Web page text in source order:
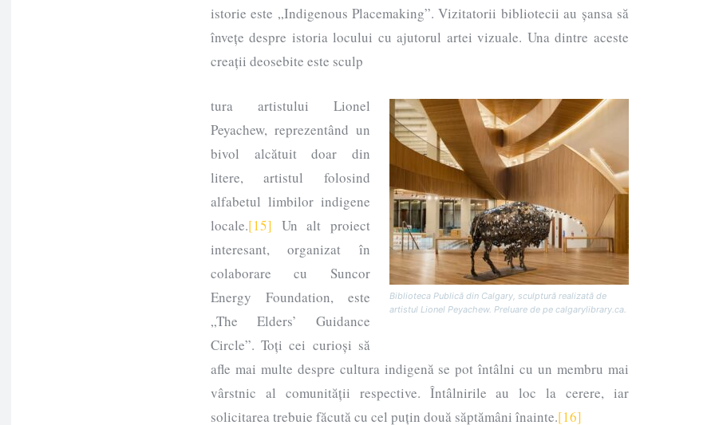
istorie este „Indigenous Placemaking”. Vizitatorii bibliotecii au șansa să
învețe despre istoria locului cu ajutorul artei vizuale. Una dintre aceste
creații deosebite este sculp
Biblioteca Publică din Calgary, sculptură realizată de
artistul Lionel Peyachew. Preluare de pe calgarylibrary.ca.
tura artistului Lionel
Peyachew, reprezentând un
bivol alcătuit doar din
litere, artistul folosind
alfabetul limbilor indigene
locale.[15] Un alt proiect
interesant, organizat în
colaborare cu Suncor
Energy Foundation, este
„The Elders’ Guidance
Circle”. Toți cei curioși să
afle mai multe despre cultura indigenă se pot întâlni cu un membru mai
vârstnic al comunității respective. Întâlnirile au loc la cerere, iar
solicitarea trebuie făcută cu cel puțin două săptămâni înainte.[16]